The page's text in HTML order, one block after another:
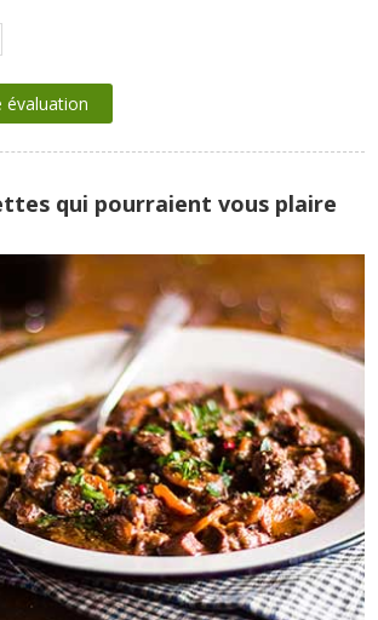
évaluation
qui pourraient vous plaire